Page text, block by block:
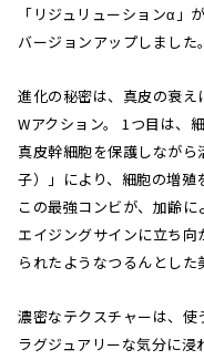
「リジュリューションα」
バージョンアップしました。
進化の秘密は、真皮の衰え
Wアクション。 1つ目は、
真皮幹細胞を保護しなが
子）」により、細胞の増殖
この最強コンビが、加齢
エイジングサインに立ち
られたようなつるんとした
濃密なテクスチャーは、使
ラグジュアリーな気分に浸